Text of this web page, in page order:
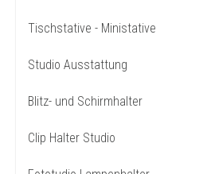
Tischstative - Ministative
Studio Ausstattung
Blitz- und Schirmhalter
Clip Halter Studio